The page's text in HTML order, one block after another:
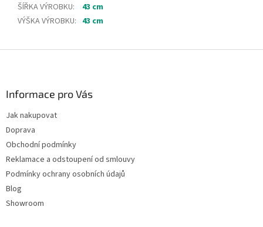
ŠÍŘKA VÝROBKU:
43 cm
VÝŠKA VÝROBKU: 43 cm
Informace pro Vás
Jak nakupovat
Doprava
Obchodní podmínky
Reklamace a odstoupení od smlouvy
Podmínky ochrany osobních údajů
Blog
Showroom